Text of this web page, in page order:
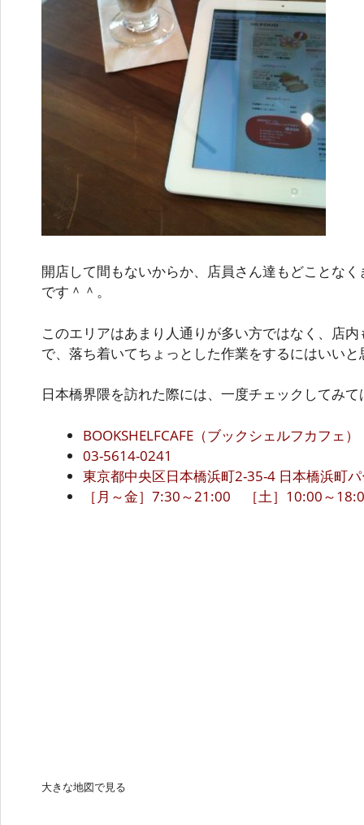
開店して間もないからか、店員さん達もどことな
です＾＾。
このエリアはあまり人通りが多い方ではなく、店
で、落ち着いてちょっとした作業をするにはいいと
日本橋界隈を訪れた際には、一度チェックしてみて
BOOKSHELFCAFE（ブックシェルフカフェ）
03-5614-0241
東京都中央区日本橋浜町2-35-4 日本橋浜町
［月～金］7:30～21:00 ［土］10:00～
大きな地図で見る